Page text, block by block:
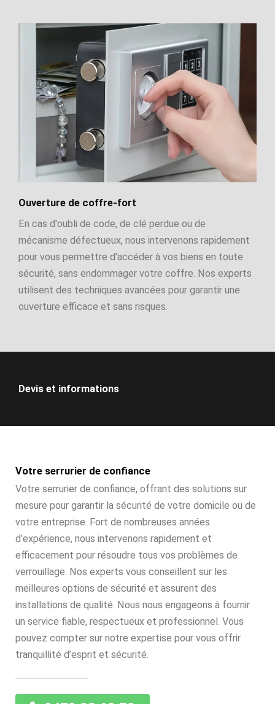
Ouverture de coffre-fort
En cas d'oubli de code, de clé perdue ou de
mécanisme défectueux, nous intervenons rapidement
pour vous permettre d'accéder à vos biens en toute
sécurité, sans endommager votre coffre. Nos experts
utilisent des techniques avancées pour garantir une
ouverture efficace et sans risques.
Devis et informations
Votre serrurier de confiance
Votre serrurier de confiance, offrant des solutions sur
mesure pour garantir la sécurité de votre domicile ou de
votre entreprise. Fort de nombreuses années
d’expérience, nous intervenons rapidement et
efficacement pour résoudre tous vos problèmes de
verrouillage. Nos experts vous conseillent sur les
meilleures options de sécurité et assurent des
installations de qualité. Nous nous engageons à fournir
un service fiable, respectueux et professionnel. Vous
pouvez compter sur notre expertise pour vous offrir
tranquillité d’esprit et sécurité.